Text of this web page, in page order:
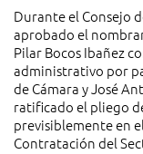
Durante el Consejo
aprobado el
Pilar Bocos Ibañez
administrativo por
de Cámara y José
ratificado el pliego
previsiblemente en
Contratación del